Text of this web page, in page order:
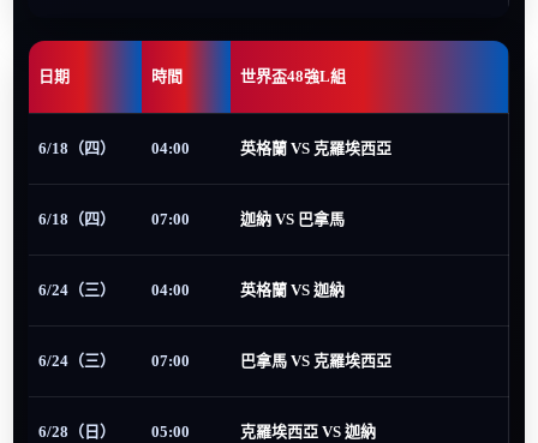
日期 時間 世界盃48強L組
6/18（四） 04:00 英格蘭 VS 克羅埃西亞
6/18（四） 07:00 迦納 VS 巴拿馬
6/24（三） 04:00 英格蘭 VS 迦納
6/24（三） 07:00 巴拿馬 VS 克羅埃西亞
6/28（日） 05:00 克羅埃西亞 VS 迦納